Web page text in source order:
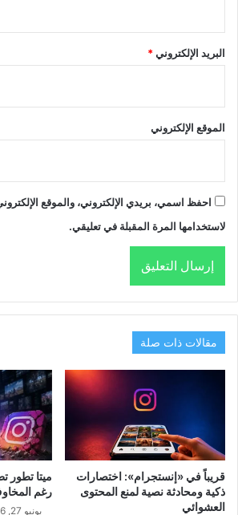
البريد الإلكتروني*
الموقع الإلكتروني
احفظ اسمي، بريدي الإلكتروني، والموقع
لاستخدامها المرة المقبلة في تعليقي.
مقالات ذات صلة
قريباً في «إنستجرام»: اختصارات
ذكية ومحادثة نصية لمنع المحتوى
العشوائي
رغم
يونيو 27, 2026